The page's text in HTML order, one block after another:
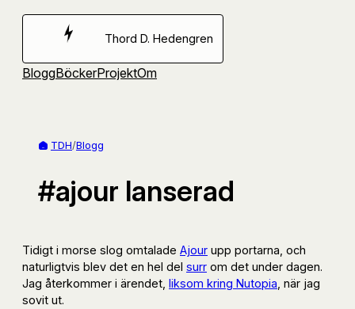
Hoppa
Thord D. Hedengren
BloggBöckerProjektOm
TDH/Blogg
#ajour lanserad
Tidigt i morse slog omtalade Ajour upp portarna, och
naturligtvis blev det en hel del surr om det under dagen.
Jag återkommer i ärendet, liksom kring Nutopia , när jag
sovit ut.